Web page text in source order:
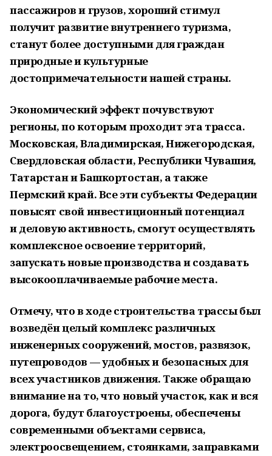
пассажиров и грузов, хороший стимул
получит развитие внутреннего туризма,
станут более доступными для граждан
природные и культурные
достопримечательности нашей страны.
Экономический эффект почувствуют
регионы, по которым проходит эта трасса.
Московская, Владимирская, Нижегородская,
Свердловская области, Республики Чувашия,
Татарстан и Башкортостан, а также
Пермский край. Все эти субъекты Федерации
повысят свой инвестиционный потенциал
и деловую активность, смогут осуществлять
комплексное освоение территорий,
запускать новые производства и создавать
высокооплачиваемые рабочие места.
Отмечу, что в ходе строительства трассы был
возведён целый комплекс различных
инженерных сооружений, мостов, развязок,
путепроводов — удобных и безопасных для
всех участников движения. Также обращаю
внимание на то, что новый участок, как и вся
дорога, будут благоустроены, обеспечены
современными объектами сервиса,
электроосвещением, стоянками, заправками